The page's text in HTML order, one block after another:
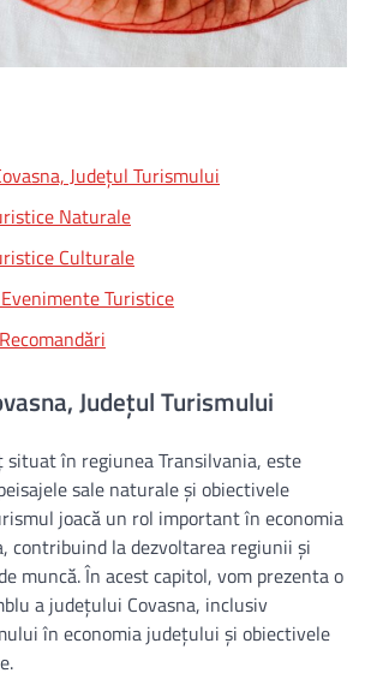
Județul Turismului
Naturale
Culturale
Turistice
Județul Turismului
situat în regiunea Transilvania, este
sale naturale și obiectivele
joacă un rol important în economia
contribuind la dezvoltarea regiunii și
muncă. În acest capitol, vom prezenta o
a județului Covasna, inclusiv
în economia județului și obiectivele